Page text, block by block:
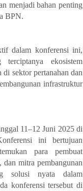
menjadi bahan penting
BPN.
dalam konferensi ini,
ekosistem
di sektor pertanahan dan
infrastruktur
11–12 Juni 2025 di
ini bertujuan
para pembuat
mitra pembangunan
solusi nyata dalam
konferensi tersebut di